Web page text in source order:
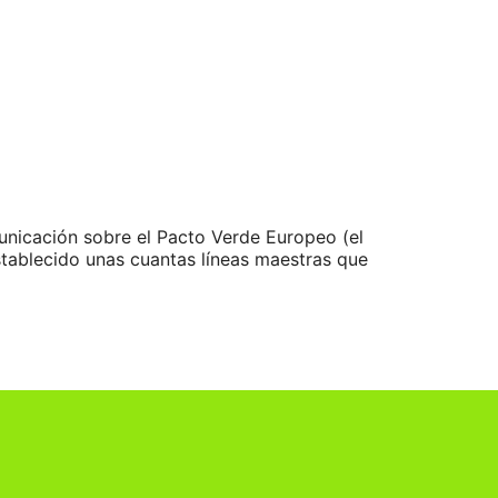
sobre el Pacto Verde Europeo (el
unas cuantas líneas maestras que